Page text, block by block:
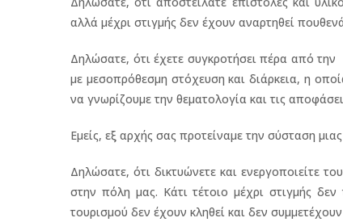
αλλά μέχρι στιγμής δεν έχουν αναρτηθεί
Δηλώσατε, ότι έχετε συγκροτήσει πέρα από
με μεσοπρόθεσμη στόχευση και διάρκεια, η
να γνωρίζουμε την θεματολογία και τις
Εμείς, εξ αρχής σας προτείναμε την σύσταση
Δηλώσατε, ότι δικτυώνετε και ενεργοποιείτε
στην πόλη μας. Κάτι τέτοιο μέχρι στιγμής
τουρισμού δεν έχουν κληθεί και δεν